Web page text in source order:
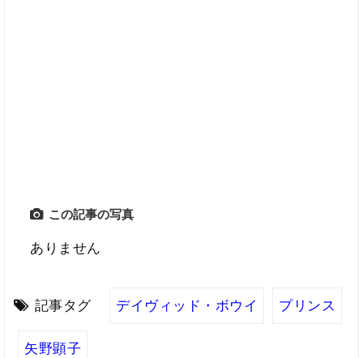
この記事の写真
ありません
記事タグ デイヴィッド・ボウイ プリンス
矢野顕子